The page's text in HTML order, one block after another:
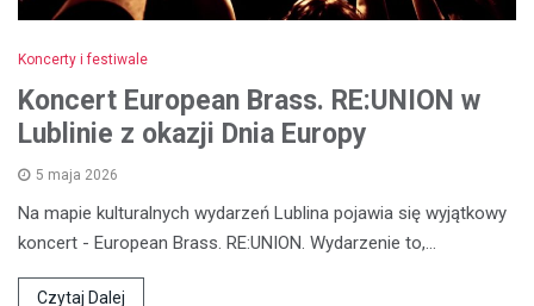
Koncerty i festiwale
Koncert European Brass. RE:UNION w
Lublinie z okazji Dnia Europy
5 maja 2026
Na mapie kulturalnych wydarzeń Lublina pojawia się wyjątkowy
koncert - European Brass. RE:UNION. Wydarzenie to,…
Czytaj Dalej